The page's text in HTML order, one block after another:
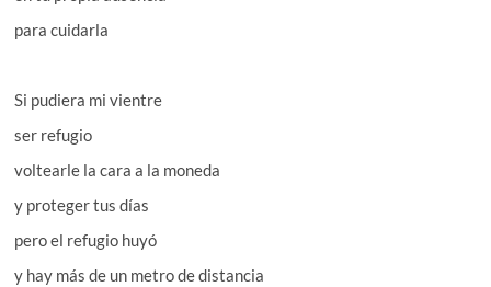
para cuidarla
Si pudiera mi vientre
ser refugio
voltearle la cara a la moneda
y proteger tus días
pero el refugio huyó
y hay más de un metro de distancia